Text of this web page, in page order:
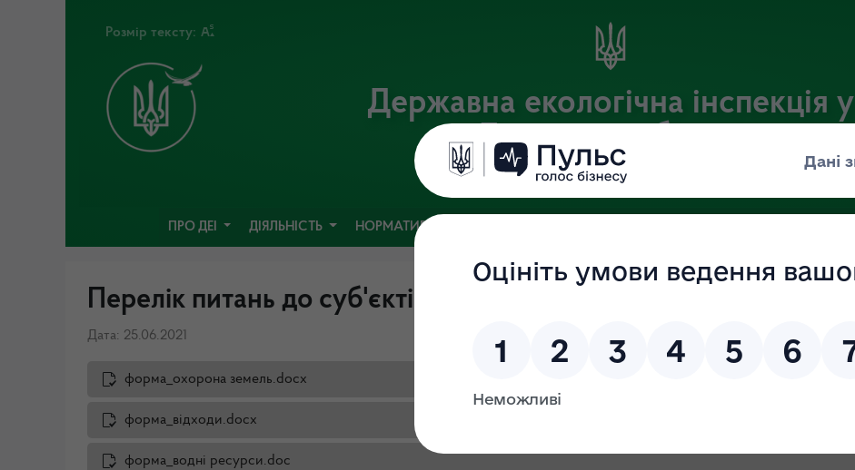
Розмір тексту:
Державна екологічна інспекція у
Львівській області
Офіційний веб-портал
ПРО ДЕІ ДІЯЛЬНІСТЬ НОРМАТИВНА БАЗА
Перелік питань до суб'єктів господарювання
Дата: 25.06.2021
форма_охорона земель.docx
форма_відходи.docx
форма_водні ресурси.doc